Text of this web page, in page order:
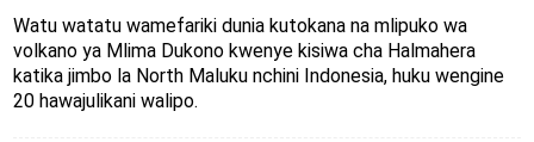
Watu watatu wamefariki dunia kutokana na mlipuko wa
volkano ya Mlima Dukono kwenye kisiwa cha Halmahera
katika jimbo la North Maluku nchini Indonesia, huku wengine
20 hawajulikani walipo.